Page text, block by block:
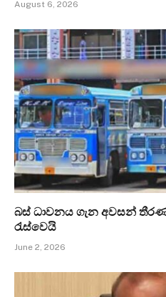
August 6, 2026
බස් ධාවනය ගැන අවසන්
රැස්වෙයි
June 2, 2026